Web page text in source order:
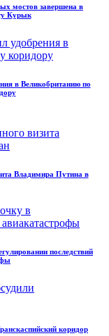
мостов завершена в
Курык
в Великобританию по
Владимира Путина в
последствий
коридор